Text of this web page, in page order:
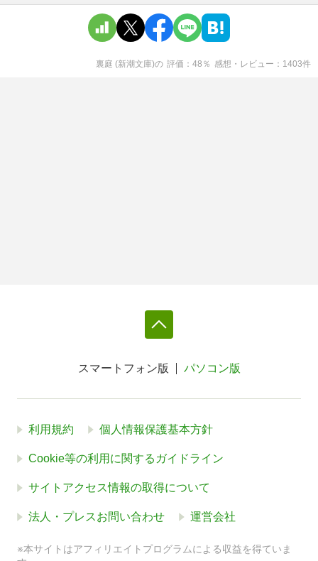
裏庭 (新潮文庫)の 評価 48 ％ 感想・レビュー 1403件
スマートフォン版 パソコン版
利用規約 個人情報保護基本方針
Cookie等の利用に関するガイドライン
サイトアクセス情報の取得について
法人・プレスお問い合わせ 運営会社
※本サイトはアフィリエイトプログラムによる収益を得ていま